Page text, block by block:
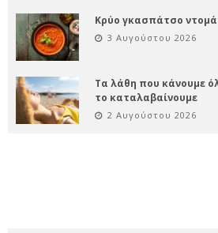
Κρύο γκασπάτσο
3 Αυγούστου 2026
Τα λάθη που κάνουμε
το καταλαβαίνουμε
2 Αυγούστου 2026